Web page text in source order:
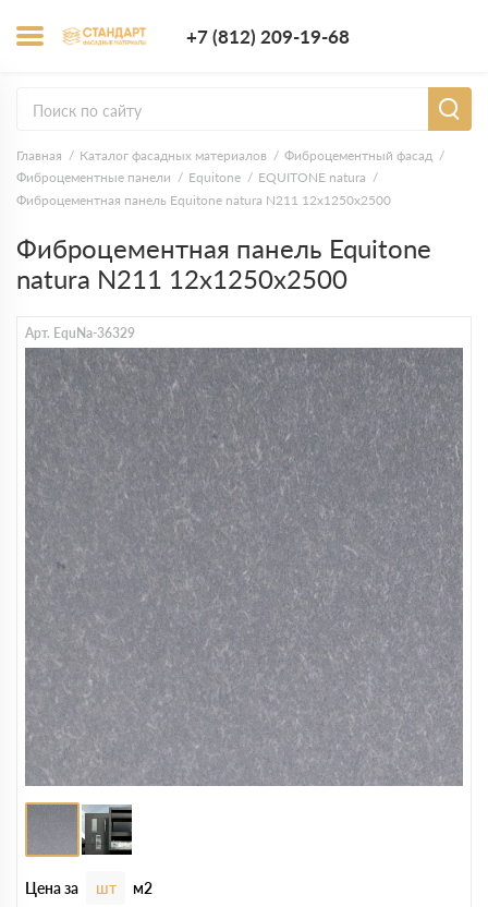
+7 (812) 209-19-68
Главная Каталог фасадных материалов
Фиброцементный фасад
Фиброцементные панели
Equitone
EQUITONE natura
Фиброцементная панель Equitone natura N211 12х1250х2500
Фиброцементная панель Equitone
natura N211 12х1250х2500
Арт. EquNa-36329
Цена за шт м2